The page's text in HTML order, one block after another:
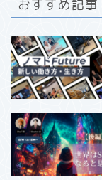
おすすめ記事